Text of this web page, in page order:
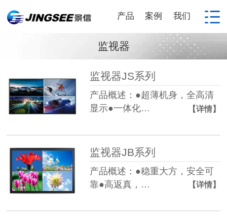
产品 案例 我们
监视器
监视器JS系列
产品概述：●超薄机身，全高清
显示●一体化…
【详情】
监视器JB系列
产品概述：●稳重大方，安全可
靠●高返真，…
【详情】